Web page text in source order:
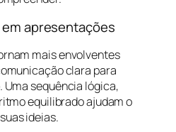
apresentações
mais envolventes
clara para
sequência lógica,
equilibrado ajudam o
ideias.